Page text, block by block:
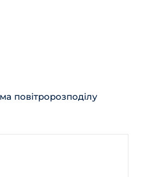
повітророзподілу